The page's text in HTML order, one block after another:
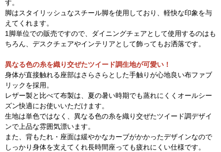
す。
脚はスタイリッシュなスチール脚を使用しており、軽快な印象を与
えてくれます。
1脚単位での販売ですので、ダイニングチェアとして使用するのはも
ちろん、デスクチェアやインテリアとして飾ってもお洒落です。
異なる色の糸を織り交ぜたツイード調生地が可愛い！
身体が直接触れる座部はさらさらとした手触りが心地良い布ファブ
リックを採用。
レザー製と比べて布製は、夏の暑い時期でも蒸れにくくオールシー
ズン快適にお使いいただけます。
生地は単色ではなく、異なる色の糸を織り交ぜたツイード調デザイ
ンで上品な雰囲気漂います。
また、背もたれ・座面は緩やかなカーブがかかったデザインなので
しっかり身体を支えてくれ長時間座っても疲れにくい仕様です。